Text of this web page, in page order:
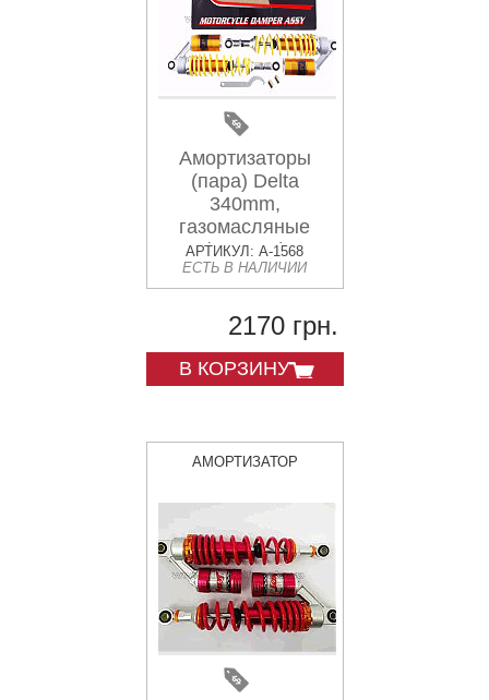
Амортизаторы
(пара) Delta
340mm,
газомасляные
(желтые)
KOMATCU (mod.A)
АРТИКУЛ: A-1568
ЕСТЬ В НАЛИЧИИ
2170 грн.
В КОРЗИНУ
АМОРТИЗАТОР